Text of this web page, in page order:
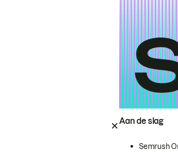
Aan de slag
Semrush